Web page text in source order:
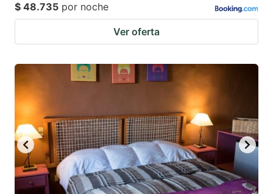
$ 48.735 por noche
Ver oferta